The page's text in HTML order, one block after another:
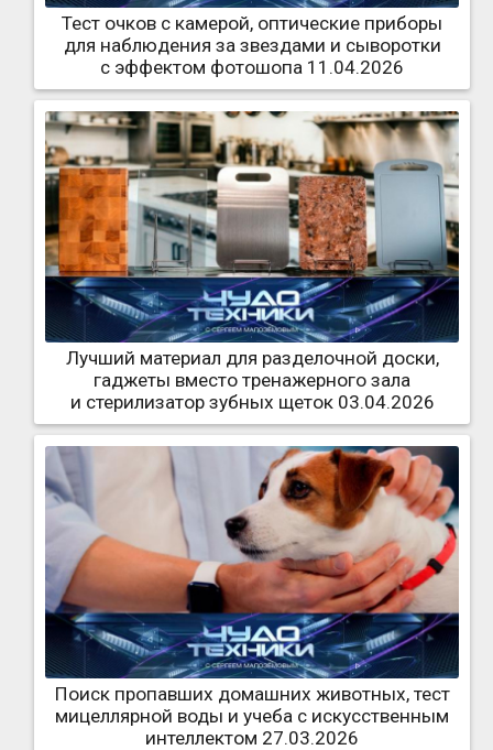
Тест очков с камерой, оптические приборы
для наблюдения за звездами и сыворотки
с эффектом фотошопа 11.04.2026
Лучший материал для разделочной доски,
гаджеты вместо тренажерного зала
и стерилизатор зубных щеток 03.04.2026
Поиск пропавших домашних животных, тест
мицеллярной воды и учеба с искусственным
интеллектом 27.03.2026